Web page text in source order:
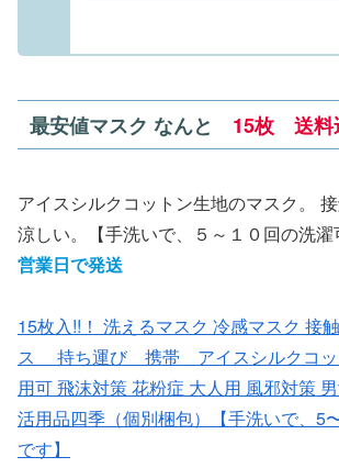
最安値マスク なんと 15枚 送料
アイスシルクコットン生地のマスク。
涼しい。【手洗いで、５～１０回の洗濯
営業日で発送
15枚入!!！ 洗えるマスク 冷感マスク 接
ス 持ち運び 携帯 アイスシルクコッ
用可 飛沫対策 花粉症 大人用 風邪対策
活用品四季（個別梱包）【手洗いで、5
です】